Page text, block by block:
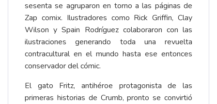
sesenta se agruparon en torno a las páginas de
Zap comix. Ilustradores como Rick Griffin, Clay
Wilson y Spain Rodríguez colaboraron con las
ilustraciones generando toda una revuelta
contracultural en el mundo hasta ese entonces
conservador del cómic.
El gato Fritz, antihéroe protagonista de las
primeras historias de Crumb, pronto se convirtió